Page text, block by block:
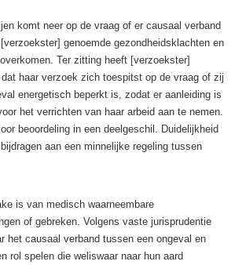
komt neer op de vraag of er causaal verband
genoemde gezondheidsklachten en
Ter zitting heeft [verzoekster]
haar verzoek zich toespitst op de vraag of zij
energetisch beperkt is, zodat er aanleiding is
het verrichten van haar arbeid aan te nemen.
beoordeling in een deelgeschil. Duidelijkheid
aan een minnelijke regeling tussen
is van medisch waarneembare
of gebreken. Volgens vaste jurisprudentie
het causaal verband tussen een ongeval en
rol spelen die weliswaar naar hun aard